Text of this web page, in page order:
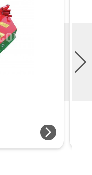
arrow_forward_ios